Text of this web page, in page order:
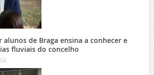
de Braga ensina a conhecer e
fluviais do concelho